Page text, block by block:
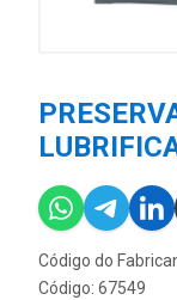
Código do
Código: 67549